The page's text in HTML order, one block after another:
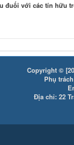
đuối với các tín hữu
Copyright ©
Phụ
Địa chỉ: 22